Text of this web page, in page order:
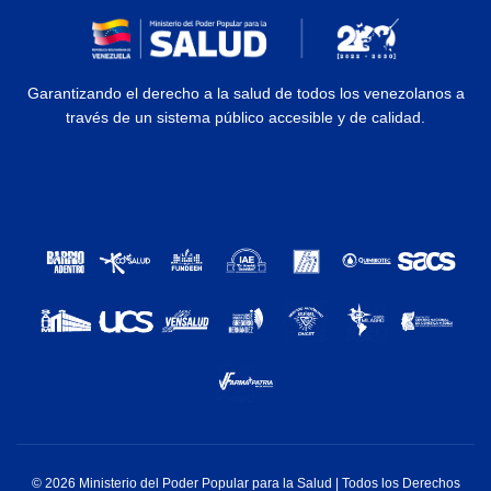
Garantizando el derecho a la salud de todos los venezolanos a
través de un sistema público accesible y de calidad.
© 2026 Ministerio del Poder Popular para la Salud | Todos los Derechos